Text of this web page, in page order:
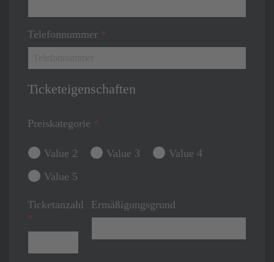
Telefonnummer *
Ticketeigenschaften
Preiskategorie *
Value 2 Value 3
Value 4
Value 5
Ticketanzahl
*
Ermäßigungsgrund